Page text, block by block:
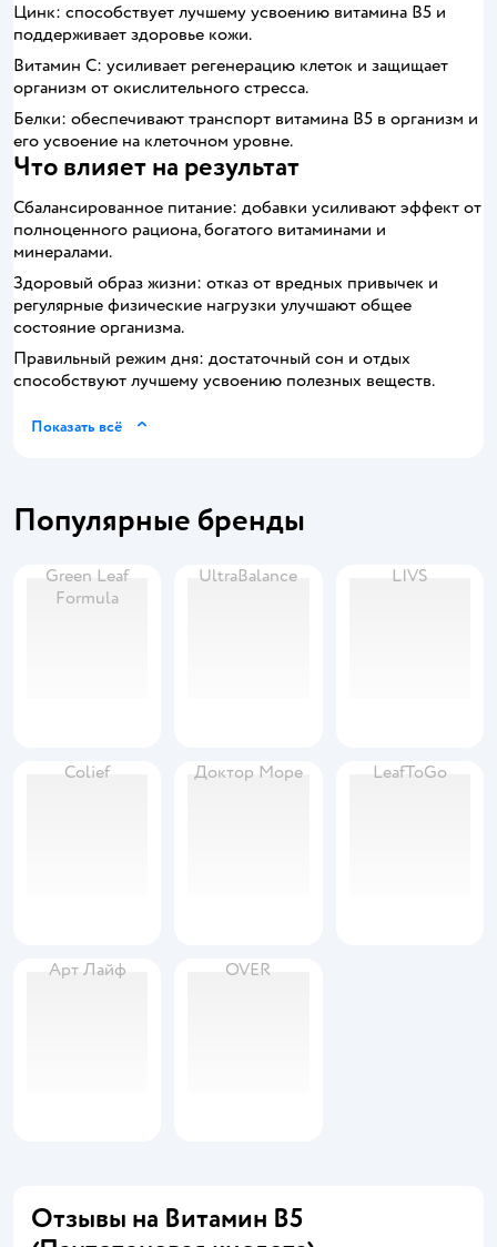
Цинк: способствует лучшему усвоению витамина B5 и
поддерживает здоровье кожи.
Витамин C: усиливает регенерацию клеток и защищает
организм от окислительного стресса.
Белки: обеспечивают транспорт витамина B5 в организм и
его усвоение на клеточном уровне.
Что влияет на результат
Сбалансированное питание: добавки усиливают эффект от
полноценного рациона, богатого витаминами и
минералами.
Здоровый образ жизни: отказ от вредных привычек и
регулярные физические нагрузки улучшают общее
состояние организма.
Правильный режим дня: достаточный сон и отдых
способствуют лучшему усвоению полезных веществ.
Показать всё
Популярные бренды
Green Leaf
Formula
UltraBalance LIVS
Colief Доктор Море LeafToGo
Арт Лайф OVER
Отзывы на Витамин B5